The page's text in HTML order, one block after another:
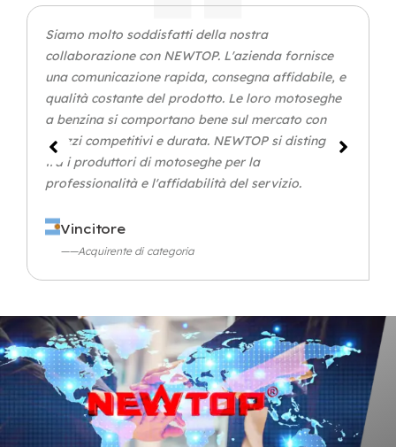
Siamo molto soddisfatti della nostra
collaborazione con NEWTOP. L'azienda fornisce
una comunicazione rapida, consegna affidabile, e
qualità costante del prodotto. Le loro motoseghe
a benzina si comportano bene sul mercato con
prezzi competitivi e durata. NEWTOP si distingue
tra i produttori di motoseghe per la
professionalità e l'affidabilità del servizio.
Vincitore
——Acquirente di categoria